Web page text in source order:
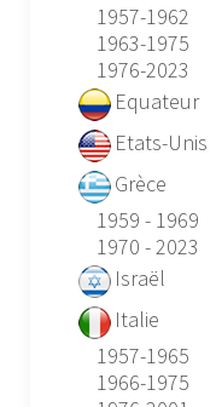
1957-1962
1963-1975
1976-2023
Equateur
Etats-Unis
Grèce
1959 - 1969
1970 - 2023
Israël
Italie
1957-1965
1966-1975